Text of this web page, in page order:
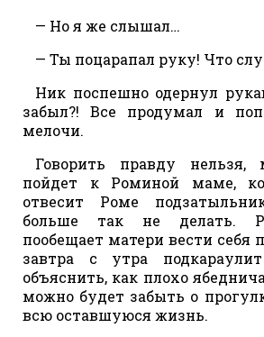
— Но я же слышал…
— Ты поцарапал руку! Что
Ник поспешно одернул
забыл?! Все продумал и
мелочи.
Говорить правду нельзя,
пойдет к Роминой маме,
отвесит Роме
больше так не делать.
пообещает матери вести себя
завтра с утра
объяснить, как плохо
можно будет забыть о
всю оставшуюся жизнь.